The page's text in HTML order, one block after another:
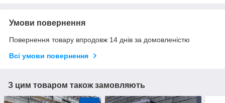
Умови повернення
Повернення товару впродовж 14 днів за домовленістю
Всі умови повернення
З цим товаром також замовляють